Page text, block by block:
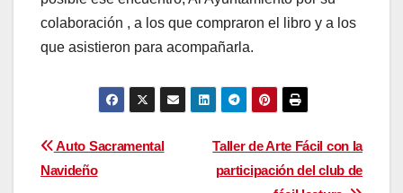
colaboración , a los que compraron el libro y a los
que asistieron para acompañarla.
Navegación
Taller de Arte Fácil con la
participación del club de
Auto Sacramental
Navideño